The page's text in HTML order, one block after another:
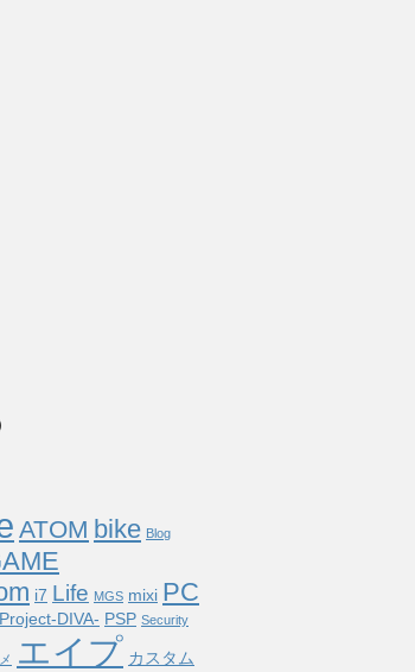
ATOM bike Blog
i7 Life MGS mixi PC
Project-DIVA- PSP Security
エイプ カスタム